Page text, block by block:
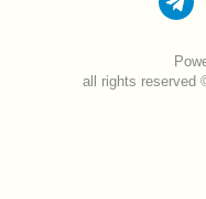
all rights reserved